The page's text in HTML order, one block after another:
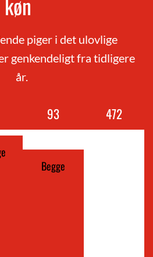
piger i det ulovlige
genkendeligt fra tidligere
år.
93
Begge
476